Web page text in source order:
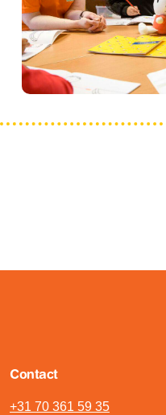
Contact
+31 70 361 59 35